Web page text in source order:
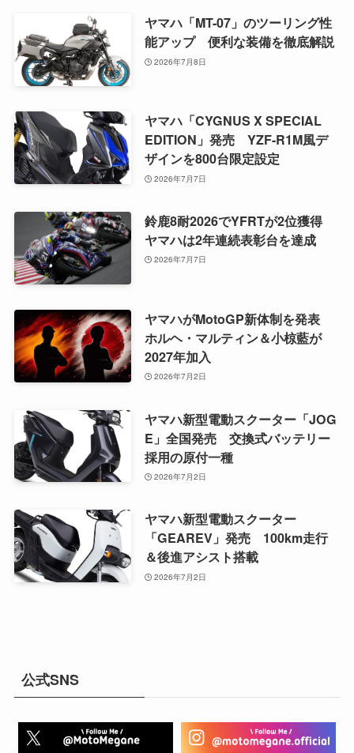
ヤマハ「MT-07」のツーリング性
能アップ 便利な装備を徹底解説
2026年7月8日
ヤマハ「CYGNUS X SPECIAL
EDITION」発売 YZF-R1M風デ
ザインを800台限定設定
2026年7月7日
鈴鹿8耐2026でYFRTが2位獲得
ヤマハは2年連続表彰台を達成
2026年7月7日
ヤマハがMotoGP新体制を発表
ホルヘ・マルティン＆小椋藍が
2027年加入
2026年7月2日
ヤマハ新型電動スクーター「JOG
E」全国発売 交換式バッテリー
採用の原付一種
2026年7月2日
ヤマハ新型電動スクーター
「GEAREV」発売 100km走行
＆後進アシスト搭載
2026年7月2日
公式SNS